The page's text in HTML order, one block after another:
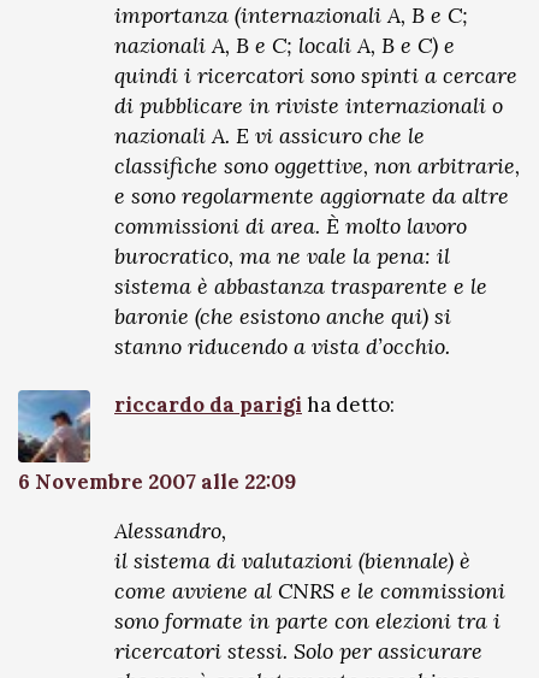
importanza (internazionali A, B e C;
nazionali A, B e C; locali A, B e C) e
quindi i ricercatori sono spinti a cercare
di pubblicare in riviste internazionali o
nazionali A. E vi assicuro che le
classifiche sono oggettive, non arbitrarie,
e sono regolarmente aggiornate da altre
commissioni di area. È molto lavoro
burocratico, ma ne vale la pena: il
sistema è abbastanza trasparente e le
baronie (che esistono anche qui) si
stanno riducendo a vista d’occhio.
riccardo da parigi ha detto:
6 Novembre 2007 alle 22:09
Alessandro,
il sistema di valutazioni (biennale) è
come avviene al CNRS e le commissioni
sono formate in parte con elezioni tra i
ricercatori stessi. Solo per assicurare